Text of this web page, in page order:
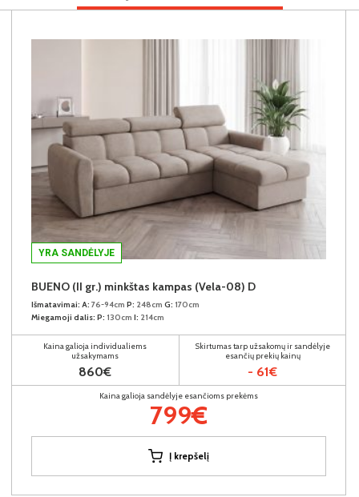
YRA SANDĖLYJE
BUENO (II gr.) minkštas kampas (Vela-08) D
Išmatavimai: A: 76-94cm P: 248cm G: 170cm
Miegamoji dalis: P: 130cm I: 214cm
Kaina galioja individualiems
užsakymams
860€
Skirtumas tarp užsakomų ir sandėlyje
esančių prekių kainų
- 61€
Kaina galioja sandėlyje esančioms prekėms
799€
Į krepšelį